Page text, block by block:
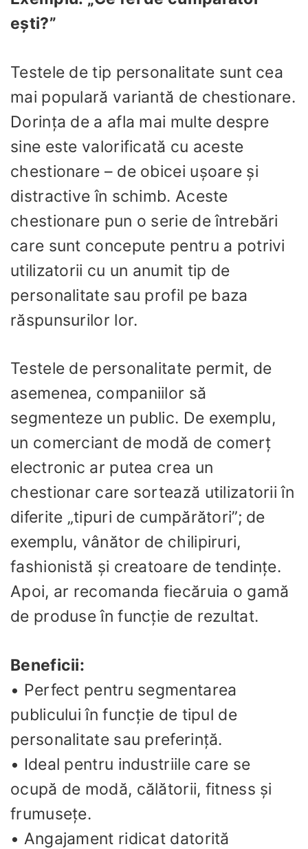
ești?”
Testele de tip personalitate sunt cea
mai populară variantă de chestionare.
Dorința de a afla mai multe despre
sine este valorificată cu aceste
chestionare – de obicei uşoare și
distractive în schimb. Aceste
chestionare pun o serie de întrebări
care sunt concepute pentru a potrivi
utilizatorii cu un anumit tip de
personalitate sau profil pe baza
răspunsurilor lor.
Testele de personalitate permit, de
asemenea, companiilor să
segmenteze un public. De exemplu,
un comerciant de modă de comerț
electronic ar putea crea un
chestionar care sortează utilizatorii în
diferite „tipuri de cumpărători”; de
exemplu, vânător de chilipiruri,
fashionistă și creatoare de tendințe.
Apoi, ar recomanda fiecăruia o gamă
de produse în funcție de rezultat.
Beneficii:
• Perfect pentru segmentarea
publicului în funcție de tipul de
personalitate sau preferință.
• Ideal pentru industriile care se
ocupă de modă, călătorii, fitness și
frumusețe.
• Angajament ridicat datorită